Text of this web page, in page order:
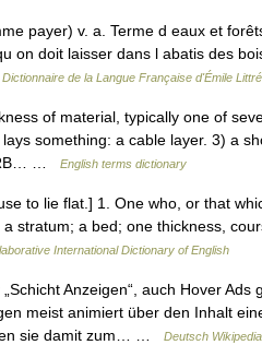
payer) v. a. Terme d eaux et
doit laisser dans l abatis des
Dictionnaire de la Langue Française d'Émile Littré
of material, typically one of
something: a cable layer. 3) a
…
English terms dictionary
to lie flat.] 1. One who, or that
stratum; a bed; one thickness,
International Dictionary of English
Anzeigen“, auch Hover Ads
meist animiert über den Inhalt
sie damit zum… …
Deutsch Wikipedia